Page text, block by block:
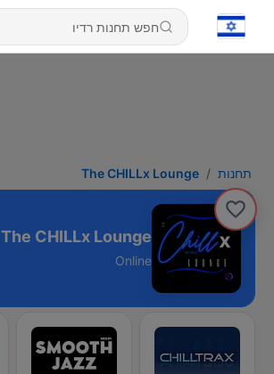
תחנות The CHILLx Lounge
The CHILLx Lounge
Online